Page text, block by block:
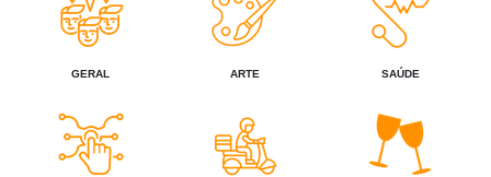
GERAL ARTE SAÚDE